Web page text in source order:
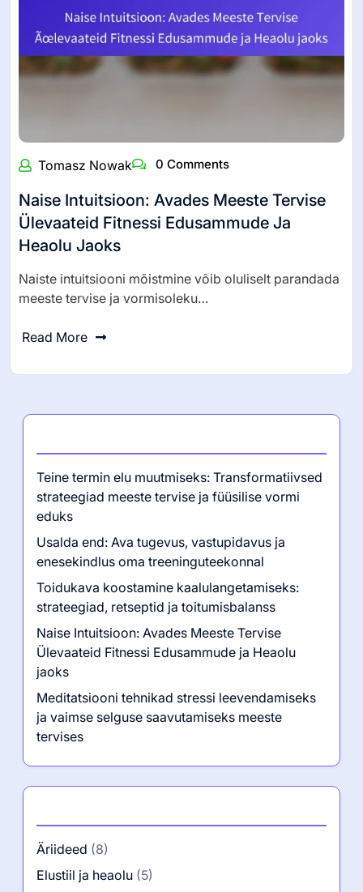
Usalda End: Ava Tugevus, Vastupidavus Ja
Enesekindlus Oma Treeninguteekonnal
Usaldamine enda vastu on hädavajalik, et avada jõud,
Read More
Tomasz Nowak 0 Comments
Naise Intuitsioon: Avades Meeste Tervise
Ülevaateid Fitnessi Edusammude Ja
Heaolu Jaoks
Naiste intuitsiooni mõistmine võib oluliselt parandada
meeste tervise ja vormisoleku…
Read More
enesekindlus oma treeninguteekonnal